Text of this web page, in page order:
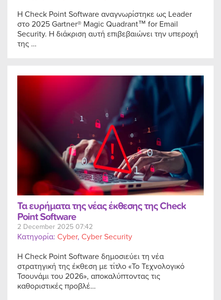
Η Check Point Software αναγνωρίστηκε ως Leader
στο 2025 Gartner® Magic Quadrant™ for Email
Security. Η διάκριση αυτή επιβεβαιώνει την υπεροχή
της …
Τα ευρήματα της νέας έκθεσης της Check
Point Software
2 December 2025 07:42
Κατηγορία: Cyber, Cyber Security
Η Check Point Software δημοσιεύει τη νέα
στρατηγική της έκθεση με τίτλο «Το Τεχνολογικό
Τσουνάμι του 2026», αποκαλύπτοντας τις
καθοριστικές προβλέ…